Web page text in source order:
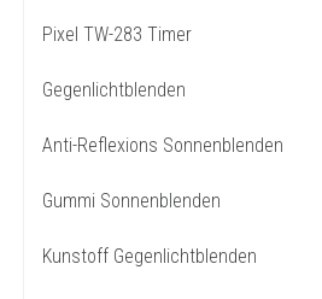
Pixel TW-283 Timer
Gegenlichtblenden
Anti-Reflexions Sonnenblenden
Gummi Sonnenblenden
Kunstoff Gegenlichtblenden